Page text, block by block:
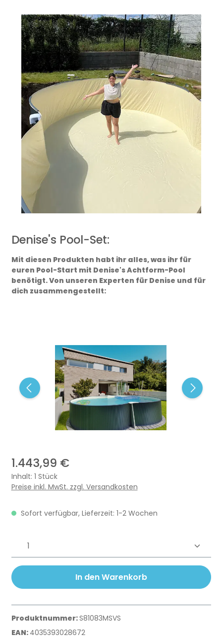
Denise's Pool-Set:
Mit diesen Produkten habt ihr alles, was ihr für
euren Pool-Start mit Denise's Achtform-Pool
benötigt. Von unseren Experten für Denise und für
dich zusammengestellt:
1.443,99 €
Inhalt: 1 Stück
Preise inkl. MwSt. zzgl. Versandkosten
Sofort verfügbar, Lieferzeit: 1-2 Wochen
Produkt Anzahl: Gib den
In den Warenkorb
Produktnummer:S81083MSVS
EAN: 4035393028672